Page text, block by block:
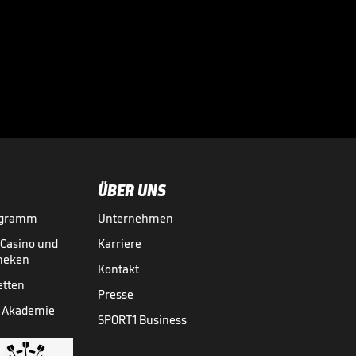
und
Akademie
ÜBER UNS
Unternehmen
Karriere
Kontakt
Presse
SPORT1 Business